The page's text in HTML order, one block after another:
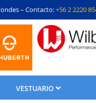
– Contacto:+56 2 2220
VESTUARIO